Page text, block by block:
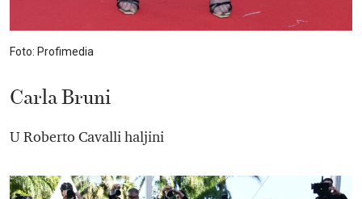
Foto: Profimedia
Carla Bruni
U Roberto Cavalli haljini